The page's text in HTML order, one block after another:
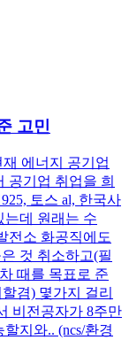
고민
에너지 공기업
공기업 취업을 희
토스 al, 한국사
는데 원래는 수
전소 화공직에도
것 취소하고(필
때를 목표로 준
겸) 몇가지 걸리
비전공자가 8주만
지와.. (ncs/환경